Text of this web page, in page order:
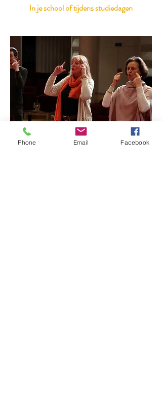
In je school of tijdens studiedagen
Phone Email Facebook